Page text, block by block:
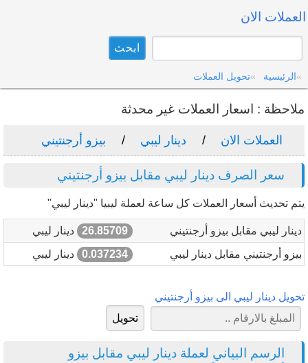
العملات الان
الرئيسية تحويل العملات
ملاحظة : اسعار العملات غير محدثة
العملات الان دينار ليبي بيزو أرجنتيني
سعر الصرف دينار ليبي مقابل بيزو أرجنتيني
يتم تحديث أسعار العملات كل ساعة لعملة ليبيا "دينار ليبي"
دينار ليبي مقابل بيزو أرجنتيني 26.85709
دينار ليبي
بيزو أرجنتيني مقابل دينار ليبي
0.037234 دينار ليبي
تحويل دينار ليبي الى بيزو أرجنتيني
الرسم البياني لعملة دينار ليبي مقابل بيزو